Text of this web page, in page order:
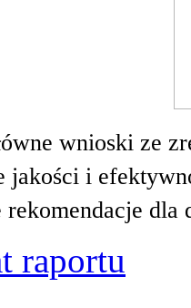
wnioski ze
jakości i
rekomendacje
raportu